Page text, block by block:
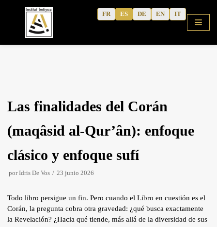
Saltar
contenido
Tienda
Árabe coránico
Árabe moderno
Cuadernos de actividades
Contenidos culturales
Las finalidades del Corán
(maqâsid al-Qur’ân): enfoque
clásico y enfoque sufí
porIdris De Vos 23 junio 2026
Todo libro persigue un fin. Pero cuando el Libro en cuestión es el
Corán, la pregunta cobra otra gravedad: ¿qué busca exactamente
la Revelación? ¿Hacia qué tiende, más allá de la diversidad de sus
FR ES DE EN IT